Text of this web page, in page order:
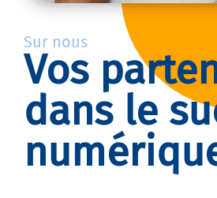
Sur nous
Vos
dans le